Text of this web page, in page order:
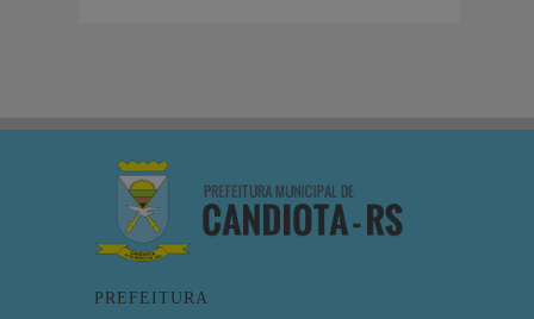
PREFEITURA